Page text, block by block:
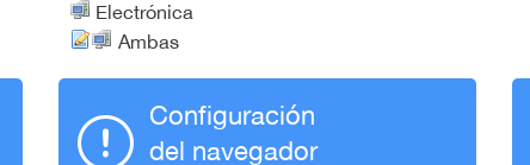
Electrónica
Ambas
Configuración
del navegador